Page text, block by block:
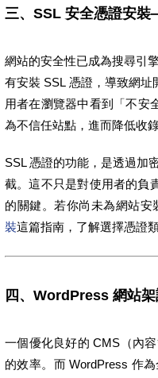
三、SSL 安全憑證安
網站的安全性已成為搜尋引
有安裝 SSL 憑證，導致網址
用者在瀏覽器中看到「不安
為不信任站點，進而降低收
SSL 憑證的功能，是透過加
截。這不只是對使用者的負
的關鍵。若你尚未為網站安
裝這篇指南，了解選擇憑證
四、WordPress 網站
一個優化良好的 CMS（內
的效率。而 WordPress 作